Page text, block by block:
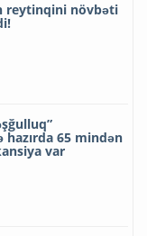
reytinqini növbəti
65 mindən
var